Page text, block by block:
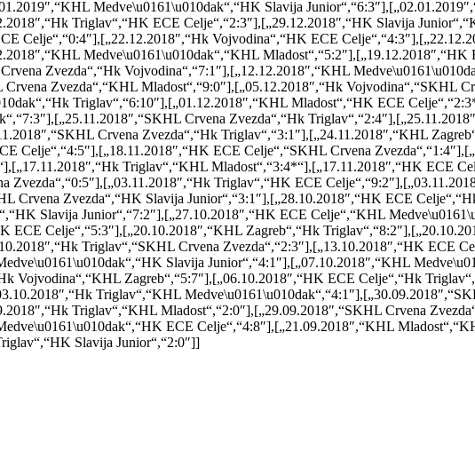
Medve\u0161\u010dak“,“HK Slavija
Triglav“,“HK ECE Celje“,“2:3″],[„29.12.2018″,“HK Slavija
Celje“,“0:4″],[„22.12.2018″,“Hk Vojvodina“,“HK ECE
Medve\u0161\u010dak“,“KHL
Zvezda“,“Hk Vojvodina“,“7:1″],[„12.12.2018″,“KHL
Zvezda“,“KHL Mladost“,“9:0″],[„05.12.2018″,“Hk Vojvodina“,“SKHL
Triglav“,“6:10″],[„01.12.2018″,“KHL Mladost“,“HK ECE
Crvena Zvezda“,“Hk
Crvena Zvezda“,“Hk Triglav“,“3:1″],[„24.11.2018″,“KHL
Celje“,“4:5″],[„18.11.2018″,“HK ECE Celje“,“SKHL Crvena
Triglav“,“KHL Mladost“,“3:4*“],[„17.11.2018″,“HK ECE
Zvezda“,“0:5″],[„03.11.2018″,“Hk Triglav“,“HK ECE
Crvena Zvezda“,“HK Slavija Junior“,“3:1″],[„28.10.2018″,“HK ECE
Slavija Junior“,“7:2″],[„27.10.2018″,“HK ECE Celje“,“KHL
ECE Celje“,“5:3″],[„20.10.2018″,“KHL Zagreb“,“Hk
Triglav“,“SKHL Crvena Zvezda“,“2:3″],[„13.10.2018″,“HK ECE
Slavija Junior“,“4:1″],[„07.10.2018″,“KHL
Vojvodina“,“KHL Zagreb“,“5:7″],[„06.10.2018″,“HK ECE Celje“,“Hk
Triglav“,“KHL
Triglav“,“KHL Mladost“,“2:0″],[„29.09.2018″,“SKHL Crvena
ECE Celje“,“4:8″],[„21.09.2018″,“KHL
Slavija Junior“,“2:0″]]